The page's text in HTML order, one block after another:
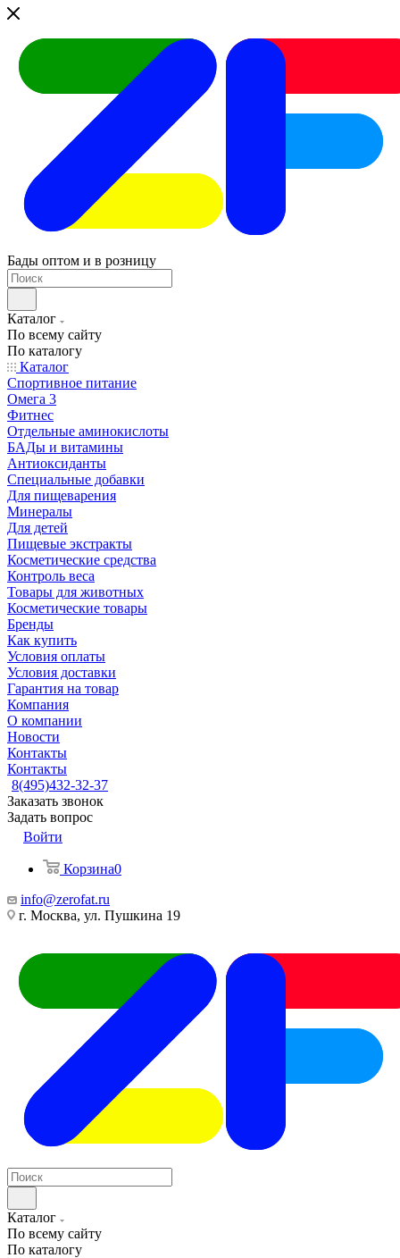
Бады оптом и в розницу
Каталог
По всему сайту
По каталогу
Каталог
Спортивное питание
Омега 3
Фитнес
Отдельные аминокислоты
БАДы и витамины
Антиоксиданты
Специальные добавки
Для пищеварения
Минералы
Для детей
Пищевые экстракты
Косметические средства
Контроль веса
Товары для животных
Косметические товары
Бренды
Как купить
Условия оплаты
Условия доставки
Гарантия на товар
Компания
О компании
Новости
Контакты
Контакты
8(495)432-32-37
Заказать звонок
Задать вопрос
Войти
Корзина0
info@zerofat.ru
г. Москва, ул. Пушкина 19
Каталог
По всему сайту
По каталогу